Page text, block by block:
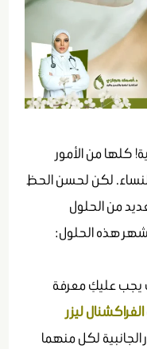
كلها من الأمور
النساء. لكن لحسن الحظ
من الحلول
أشهر هذه الحلول:
يجب عليكِ معرفة
الفراكشنال ليزر
الجانبية لكل منهما